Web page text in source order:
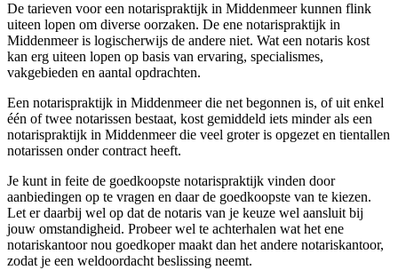
De tarieven voor een notarispraktijk in Middenmeer kunnen flink
uiteen lopen om diverse oorzaken. De ene notarispraktijk in
Middenmeer is logischerwijs de andere niet. Wat een notaris kost
kan erg uiteen lopen op basis van ervaring, specialismes,
vakgebieden en aantal opdrachten.
Een notarispraktijk in Middenmeer die net begonnen is, of uit enkel
één of twee notarissen bestaat, kost gemiddeld iets minder als een
notarispraktijk in Middenmeer die veel groter is opgezet en tientallen
notarissen onder contract heeft.
Je kunt in feite de goedkoopste notarispraktijk vinden door
aanbiedingen op te vragen en daar de goedkoopste van te kiezen.
Let er daarbij wel op dat de notaris van je keuze wel aansluit bij
jouw omstandigheid. Probeer wel te achterhalen wat het ene
notariskantoor nou goedkoper maakt dan het andere notariskantoor,
zodat je een weldoordacht beslissing neemt.